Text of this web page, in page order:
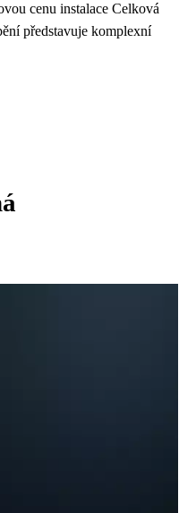
cenu instalace Celková
představuje komplexní